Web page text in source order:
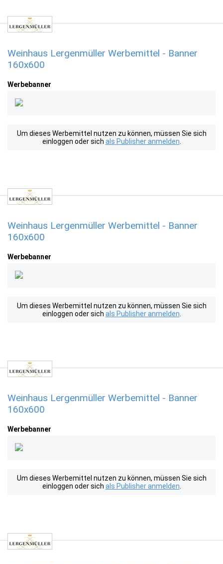
Weinhaus Lergenmüller Werbemittel - Banner
160x600
Werbebanner
Um dieses Werbemittel nutzen zu können, müssen Sie sich
einloggen oder sich als Publisher anmelden
Weinhaus Lergenmüller Werbemittel - Banner
160x600
Werbebanner
Um dieses Werbemittel nutzen zu können, müssen Sie sich
einloggen oder sich als Publisher anmelden
Weinhaus Lergenmüller Werbemittel - Banner
160x600
Werbebanner
Um dieses Werbemittel nutzen zu können, müssen Sie sich
einloggen oder sich als Publisher anmelden